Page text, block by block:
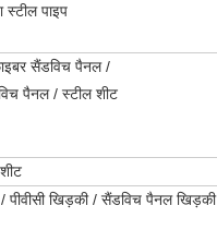
स्टील पाइप
सैंडविच पैनल /
पैनल / स्टील शीट
/ पीवीसी खिड़की / सैंडविच पैनल खिड़की